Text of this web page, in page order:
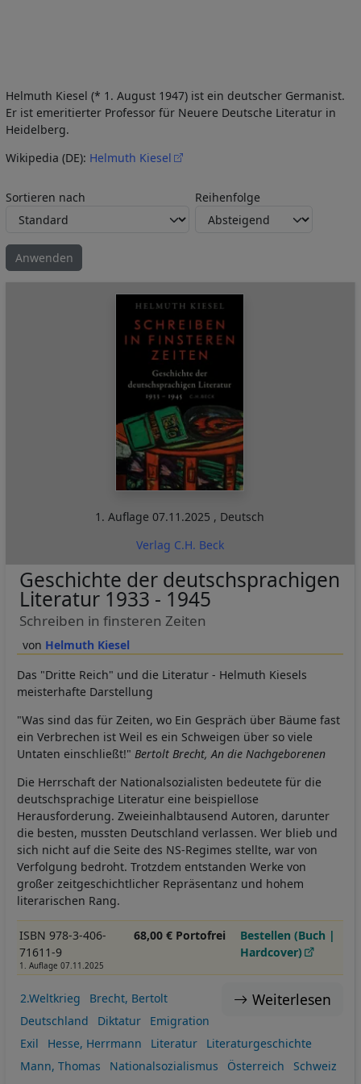
Helmuth Kiesel (* 1. August 1947) ist ein deutscher Germanist.
Er ist emeritierter Professor für Neuere Deutsche Literatur in
Heidelberg.
Wikipedia (DE): Helmuth Kiesel
Sortieren nach Reihenfolge
1. Auflage07.11.2025 , Deutsch
Verlag C.H. Beck
Helmuth Kiesel
Geschichte der deutschsprachigen
Literatur 1933 - 1945
Schreiben in finsteren Zeiten
Das "Dritte Reich" und die Literatur - Helmuth Kiesels
meisterhafte Darstellung
"Was sind das für Zeiten, wo Ein Gespräch über Bäume fast
ein Verbrechen ist Weil es ein Schweigen über so viele
Untaten einschließt!" Bertolt Brecht, An die Nachgeborenen
Die Herrschaft der Nationalsozialisten bedeutete für die
deutschsprachige Literatur eine beispiellose
Herausforderung. Zweieinhalbtausend Autoren, darunter
die besten, mussten Deutschland verlassen. Wer blieb und
sich nicht auf die Seite des NS-Regimes stellte, war von
Verfolgung bedroht. Trotzdem entstanden Werke von
großer zeitgeschichtlicher Repräsentanz und hohem
literarischen Rang.
ISBN 978-3-406-
71611-9
1. Auflage 07.11.2025
68,00 € Portofrei
Bestellen (Buch |
Hardcover)
Weiterlesen
2.Weltkrieg
Brecht, Bertolt
Deutschland
Diktatur
Emigration
Exil
Hesse, Herrmann Literatur
Literaturgeschichte
Mann, Thomas
Nationalsozialismus Österreich
Schweiz